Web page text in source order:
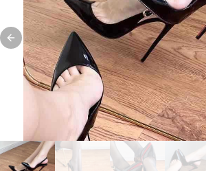
Previous slide